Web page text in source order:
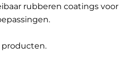
rubberen coatings voor
producten.